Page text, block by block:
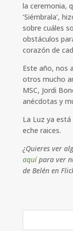
la ceremonia,
‘Siémbrala’,
sobre cuáles
obstáculos
corazón de
Este año, nos
otros mucho
MSC, Jordi
anécdotas y
La Luz ya
eche raices.
¿Quieres ver
aquí para ver
de Belén en